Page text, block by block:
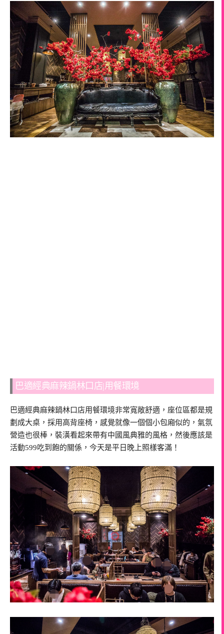
巴適經典麻辣鍋林口店|用餐環境
巴適經典麻辣鍋林口店用餐環境非常寬敞舒適，座位區都是規
劃成大桌，採用高背座椅，感覺就像一個個小包廂似的，氣氛
營造也很棒，裝潢看起來帶有中國風典雅的風格，然後應該是
活動599吃到飽的關係，今天是平日晚上照樣客滿！